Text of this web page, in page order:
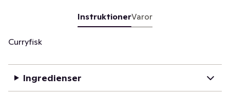
InstruktionerVaror
Curryfisk
Ingredienser